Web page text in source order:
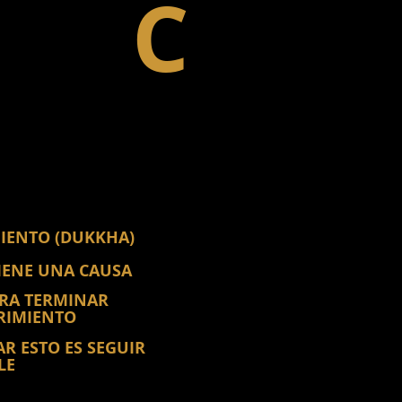
C
(DUKKHA)
UNA CAUSA
TERMINAR
ESTO ES SEGUIR